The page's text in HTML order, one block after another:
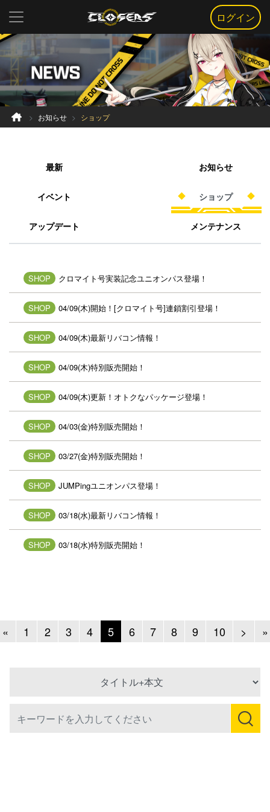
ログイン
お知らせ ショップ
最新 お知らせ
イベント ショップ
アップデート メンテナンス
SHOP クロマイト号実装記念ユニオンパス登場！
SHOP 04/09(木)開始！[クロマイト号]連鎖割引登場！
SHOP 04/09(木)最新リバコン情報！
SHOP 04/09(木)特別販売開始！
SHOP 04/09(木)更新！オトクなパッケージ登場！
SHOP 04/03(金)特別販売開始！
SHOP 03/27(金)特別販売開始！
SHOP JUMPingユニオンパス登場！
SHOP 03/18(水)最新リバコン情報！
SHOP 03/18(水)特別販売開始！
«Previous
1 2 3 4 5 6 7 8 9 10 > Next
»